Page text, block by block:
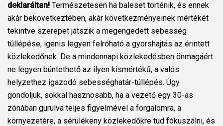
deklaráltan! Természetesen ha baleset történik, és ennek
akár bekövetkeztében, akár következményeinek mértékét
tekintve szerepet játszik a megengedett sebesség
túllépése, igenis legyen felróható a gyorshajtás az érintett
közlekedőnek. De a mindennapi közlekedésben önmagáért
ne legyen büntethető az ilyen kismértékű, a valós
helyzethez igazodó sebességhatár-túllépés. Úgy
gondoljuk, sokkal hasznosabb, ha a vezető egy 30-as
zónában gurulva teljes figyelmével a forgalomra, a
környezetére, a sérülékeny közlekedőkre tud fókuszálni, és